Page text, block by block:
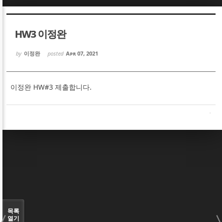
HW3 이정완
by 이정완 posted Apr 07, 2021
이정완 HW#3 제출합니다.
목록
열기
Sketchbook5, 스케치북5
Sketchbook5, 스케치북5
Sketchbook5, 스케치북5
Sketchbook5, 스케치북5